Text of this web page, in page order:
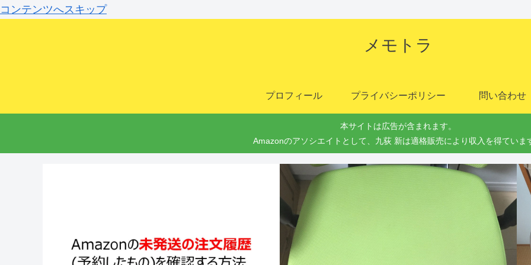
コンテンツへスキップ
メモトラ
プロフィール プライバシーポリシー 問い合わせ
本サイトは広告が含まれます。
Amazonのアソシエイトとして、九荻 新は適格販売により収入を得ていま